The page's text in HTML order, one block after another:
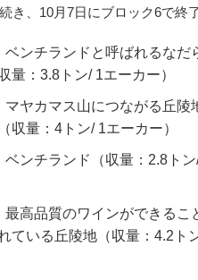
き、10月7日にブロック6で終
ベンチランドと呼ばれるなだ
量：3.8トン/ 1エーカー）
マヤカマス山につながる丘陵
収量：4トン/ 1エーカー）
ベンチランド（収量：2.8トン
最高品質のワインができるこ
ている丘陵地（収量：4.2ト